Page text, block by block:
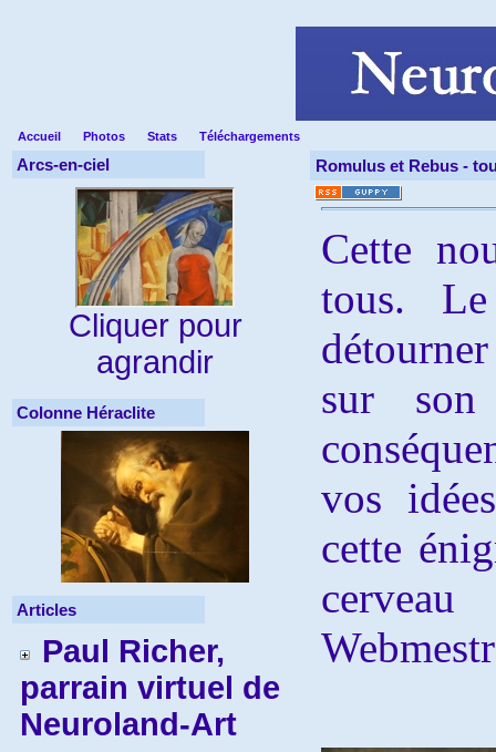
Accueil Photos Stats Téléchargements
Arcs-en-ciel
Cliquer pour
agrandir
Colonne Héraclite
Articles
Paul Richer,
parrain virtuel de
Neuroland-Art
Romulus et Rebus -
Cette
tous.
sur
vos
cette
cerveau